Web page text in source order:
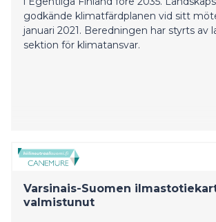
godkände klimatfärdplanen vid sitt
januari 2021. Beredningen har styrts av
sektion för klimatansvar.
Varsinais-Suomen
valmistunut